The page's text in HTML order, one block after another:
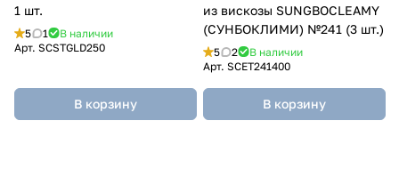
1 шт.
5 1
В наличии
Арт. SCSTGLD250
В корзину
из вискозы SUNGBOCLEAMY
(СУНБОКЛИМИ) №241 (3 шт.)
5 2
В наличии
Арт. SCET241400
В корзину